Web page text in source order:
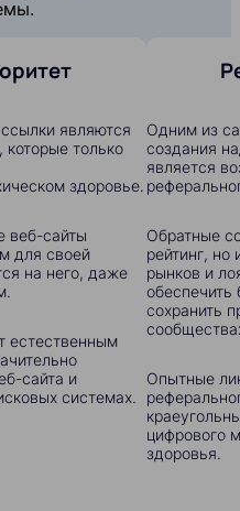
являются
только
здоровье.
веб-сайты
для своей
на него, даже
естественным
сайта и
системах.
Одним из
создания
является
Обратные
рейтинг,
рынков и
сохранить
Опытные
цифрового
здоровья.